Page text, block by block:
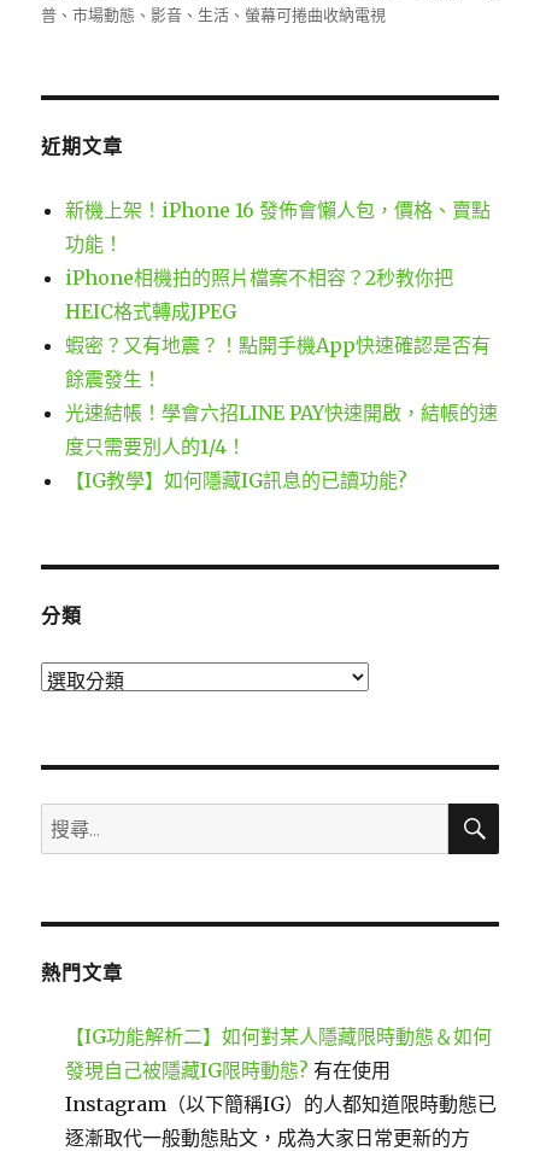
佈
類
籤
普 、市場動態 、影音 、 生活 、 螢幕可捲曲收納電視
近期文章
新機上架！iPhone 16 發佈會懶人包，價格、賣點
功能！
iPhone相機拍的照片檔案不相容？2秒教你把
HEIC格式轉成JPEG
蝦密？又有地震？！點開手機App快速確認是否有
餘震發生！
光速結帳！學會六招LINE PAY快速開啟，結帳的速
度只需要別人的1/4！
【IG教學】如何隱藏IG訊息的已讀功能?
分類
分
搜
尋
鍵
搜
熱門文章
【IG功能解析二】如何對某人隱藏限時動態＆如何
發現自己被隱藏IG限時動態? 有在使用
Instagram（以下簡稱IG）的人都知道限時動態已
逐漸取代一般動態貼文，成為大家日常更新的方